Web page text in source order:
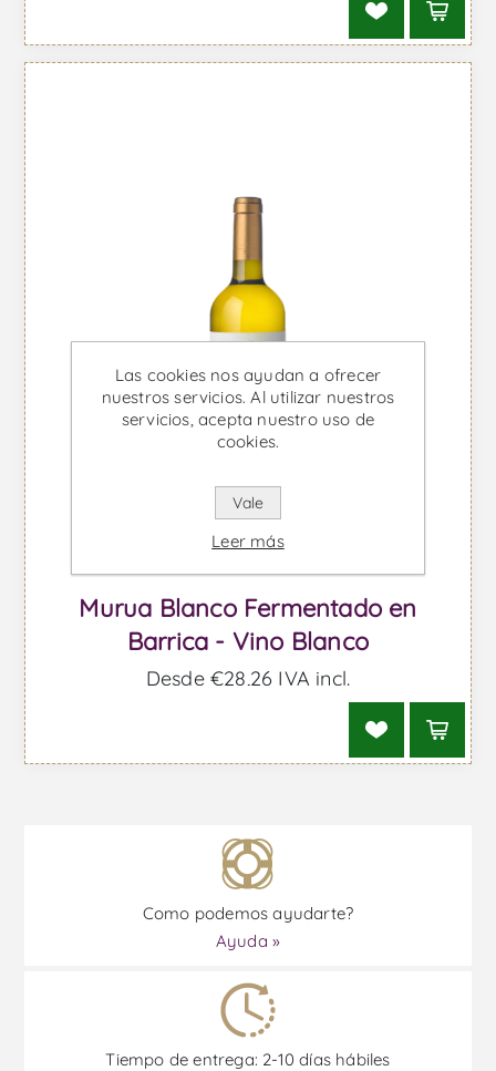
Murua Blanco Fermentado en
Barrica - Vino Blanco
Desde €28,26 IVA incl.
Como podemos ayudarte?
Ayuda »
Tiempo de entrega: 2-10 días hábiles
Las cookies nos ayudan a ofrecer
nuestros servicios. Al utilizar nuestros
servicios, acepta nuestro uso de
cookies.
Vale
Leer más